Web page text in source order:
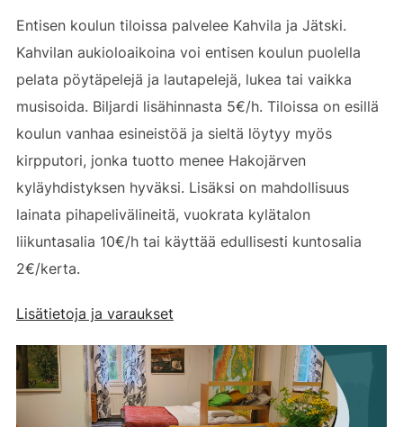
Entisen koulun tiloissa palvelee Kahvila ja Jätski.
Kahvilan aukioloaikoina voi entisen koulun puolella
pelata pöytäpelejä ja lautapelejä, lukea tai vaikka
musisoida. Biljardi lisähinnasta 5€/h. Tiloissa on esillä
koulun vanhaa esineistöä ja sieltä löytyy myös
kirpputori, jonka tuotto menee Hakojärven
kyläyhdistyksen hyväksi. Lisäksi on mahdollisuus
lainata pihapelivälineitä, vuokrata kylätalon
liikuntasalia 10€/h tai käyttää edullisesti kuntosalia
2€/kerta.
Lisätietoja ja varaukset